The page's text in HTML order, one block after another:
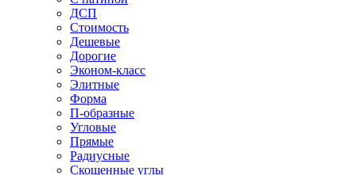
ДСП
Стоимость
Дешевые
Дорогие
Эконом-класс
Элитные
Форма
П-образные
Угловые
Прямые
Радиусные
Скошенные углы